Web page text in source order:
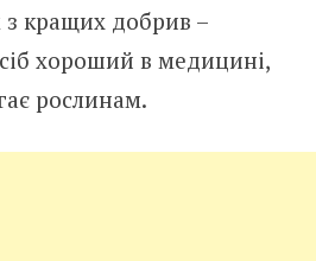
кращих добрив –
хороший в медицині,
рослинам.